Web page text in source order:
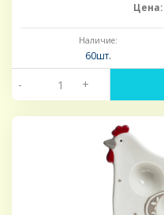
Цена:
Наличие:
60шт.
- +